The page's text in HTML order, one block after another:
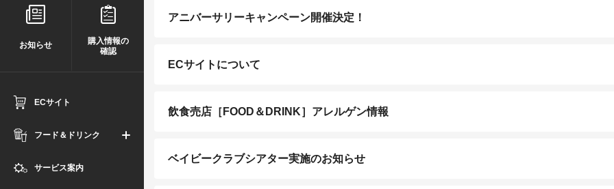
お知らせ
購入情報の
確認
ECサイト
フード＆ドリンク
サービス案内
アニバーサリーキャンペーン開催決定！
ECサイトについて
飲食売店［FOOD＆DRINK］アレルゲン情報
ベイビークラブシアター実施のお知らせ